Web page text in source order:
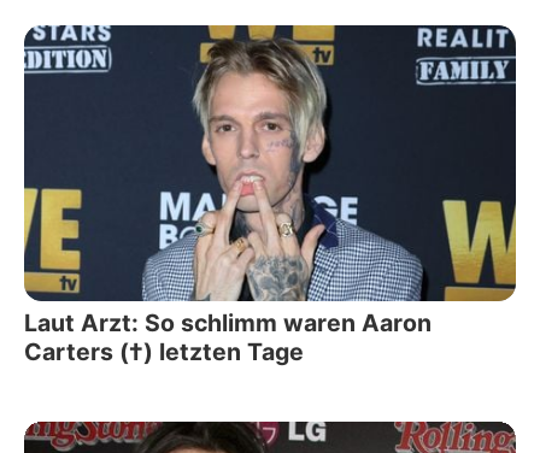
Laut Arzt: So schlimm waren Aaron
Carters (†) letzten Tage